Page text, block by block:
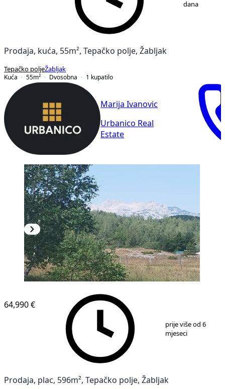
dana
Prodaja, kuća, 55m², Tepačko polje, Žabljak
Tepačko poljeŽabljak
Kuća
55m² Dvosobna 1 kupatilo
Marija Ivanovic
Urbanico Real
Estate
10
64,990 €
prije više od 6
mjeseci
Prodaja, plac, 596m², Tepačko polje, Žabljak